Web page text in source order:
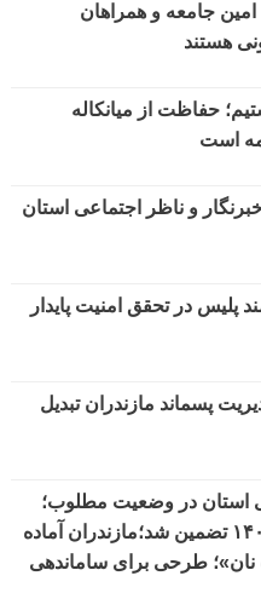
امین جامعه و همراهان
هستند
حفاظت از میانکاله
است
و ناظر اجتماعی استان
پلیس در تحقق امنیت پایدار
پسماند مازندران تبدیل
استان در وضعیت مطلوب؛
تأمین گندم تا پایان ۱۴۰۵ تضمین شد؛مازندران آماده
نان»؛ طرحی برای ساماندهی